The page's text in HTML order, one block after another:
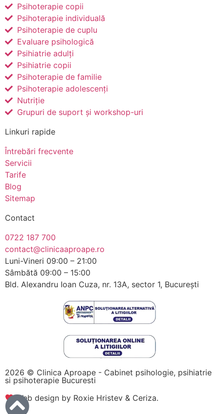
Psihoterapie copii
Psihoterapie individuală
Psihoterapie de cuplu
Evaluare psihologică
Psihiatrie adulți
Psihiatrie copii
Psihoterapie de familie
Psihoterapie adolescenți
Nutriție
Grupuri de suport și workshop-uri
Linkuri rapide
Întrebări frecvente
Servicii
Tarife
Blog
Sitemap
Contact
0722 187 700
contact@clinicaaproape.ro
Luni-Vineri 09:00 – 21:00
Sâmbătă 09:00 – 15:00
Bld. Alexandru Ioan Cuza, nr. 13A, sector 1, București
2026 © Clinica Aproape - Cabinet psihologie, psihiatrie
si psihoterapie Bucuresti
Web design by Roxie Hristev & Ceriza.